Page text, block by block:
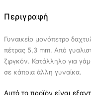
Περιγραφή
Γυναικείο μονόπετρο
πέτρας 5,3 mm. Από
ζιργκόν. Κατάλληλο για
σε κάποια άλλη γυναίκα.
Αυτό το προϊόν είναι